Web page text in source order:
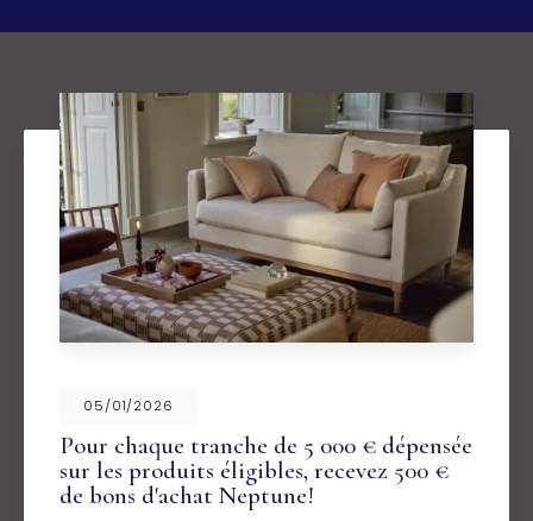
05/01/2026
Pour chaque tranche de 5 000 € dépensée
sur les produits éligibles, recevez 500 €
de bons d'achat Neptune!